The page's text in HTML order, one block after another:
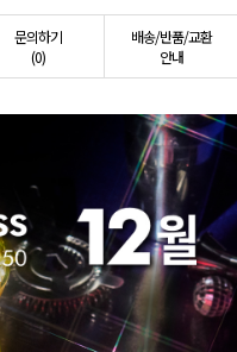
문의하기
(0)
배송/반품/교환
안내